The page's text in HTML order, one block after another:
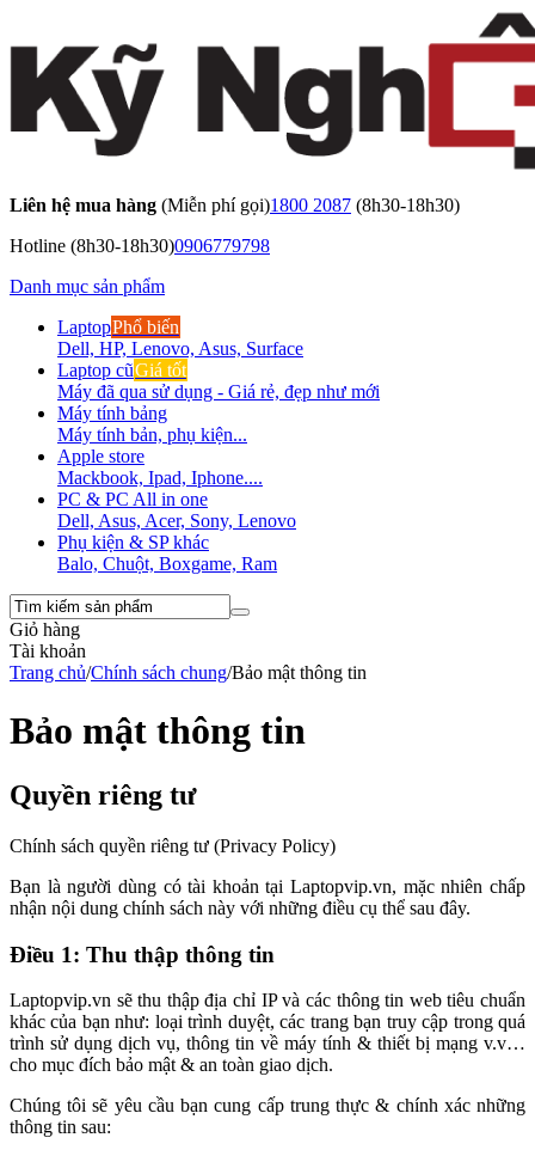
Liên hệ mua hàng (Miễn phí gọi)1800 2087 (8h30-18h30)
Hotline (8h30-18h30)0906779798
Danh mục sản phẩm
LaptopPhổ biến
Dell, HP, Lenovo, Asus, Surface
Laptop cũGiá tốt
Máy đã qua sử dụng - Giá rẻ, đẹp như mới
Máy tính bảng
Máy tính bản, phụ kiện...
Apple store
Mackbook, Ipad, Iphone....
PC & PC All in one
Dell, Asus, Acer, Sony, Lenovo
Phụ kiện & SP khác
Balo, Chuột, Boxgame, Ram
Giỏ hàng
Tài khoản
Trang chủ/Chính sách chung/Bảo mật thông tin
Bảo mật thông tin
Quyền riêng tư
Chính sách quyền riêng tư (Privacy Policy)
Bạn là người dùng có tài khoản tại Laptopvip.vn, mặc nhiên chấp
nhận nội dung chính sách này với những điều cụ thể sau đây.
Điều 1: Thu thập thông tin
Laptopvip.vn sẽ thu thập địa chỉ IP và các thông tin web tiêu chuẩn
khác của bạn như: loại trình duyệt, các trang bạn truy cập trong quá
trình sử dụng dịch vụ, thông tin về máy tính & thiết bị mạng v.v…
cho mục đích bảo mật & an toàn giao dịch.
Chúng tôi sẽ yêu cầu bạn cung cấp trung thực & chính xác những
thông tin sau: